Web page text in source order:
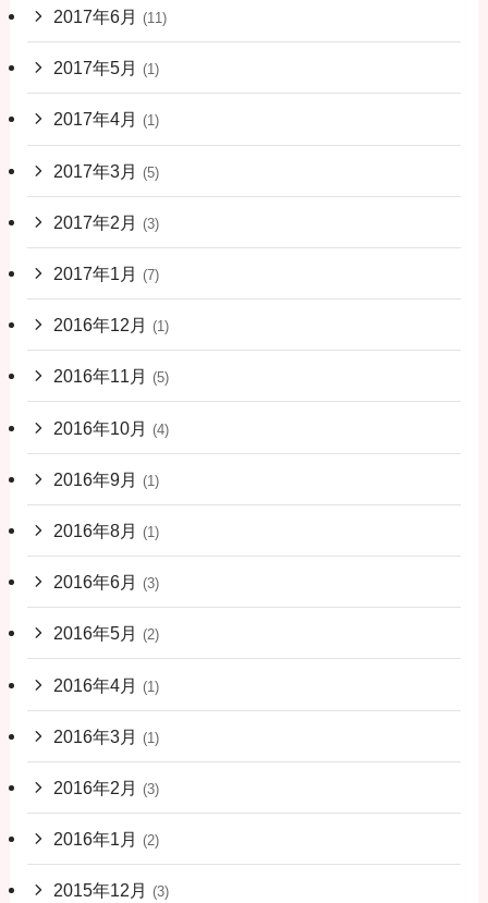
2017年6月 (11)
2017年5月 (1)
2017年4月 (1)
2017年3月 (5)
2017年2月 (3)
2017年1月 (7)
2016年12月 (1)
2016年11月 (5)
2016年10月 (4)
2016年9月 (1)
2016年8月 (1)
2016年6月 (3)
2016年5月 (2)
2016年4月 (1)
2016年3月 (1)
2016年2月 (3)
2016年1月 (2)
2015年12月 (3)